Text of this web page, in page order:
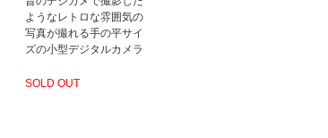
ようなレトロな雰囲気の
写真が撮れる手の平サイ
ズの小型デジタルカメラ
SOLD OUT